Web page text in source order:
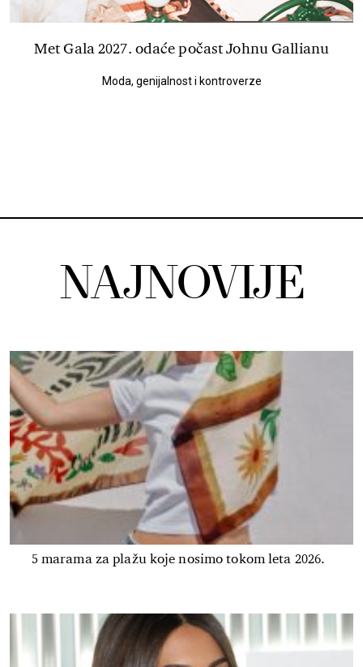
Met Gala 2027. odaće počast Johnu Gallianu
Moda, genijalnost i kontroverze
NAJNOVIJE
5 marama za plažu koje nosimo tokom leta 2026.